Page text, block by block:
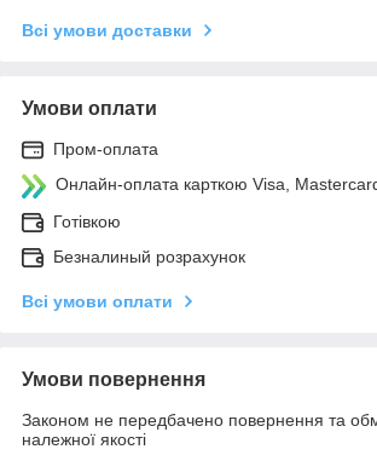
Всі умови доставки
Умови оплати
Пром-оплата
Онлайн-оплата карткою Visa,
Готівкою
Безналиный розрахунок
Всі умови оплати
Умови повернення
Законом не передбачено повернення та
належної якості